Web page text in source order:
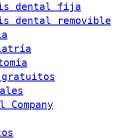
dental fija
dental removible
Company